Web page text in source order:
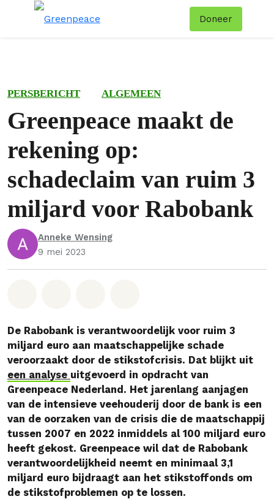
Doneer
PERSBERICHT ALGEMEEN
Greenpeace maakt de
rekening op:
schadeclaim van ruim 3
miljard voor Rabobank
Anneke Wensing
9 mei 2023
De Rabobank is verantwoordelijk voor ruim 3
miljard euro aan maatschappelijke schade
veroorzaakt door de stikstofcrisis. Dat blijkt uit
een analyse uitgevoerd in opdracht van
Greenpeace Nederland. Het jarenlang aanjagen
van de intensieve veehouderij door de bank is een
van de oorzaken van de crisis die de maatschappij
tussen 2007 en 2022 inmiddels al 100 miljard euro
heeft gekost. Greenpeace wil dat de Rabobank
verantwoordelijkheid neemt en minimaal 3,1
miljard euro bijdraagt aan het stikstoffonds om
de stikstofproblemen op te lossen.